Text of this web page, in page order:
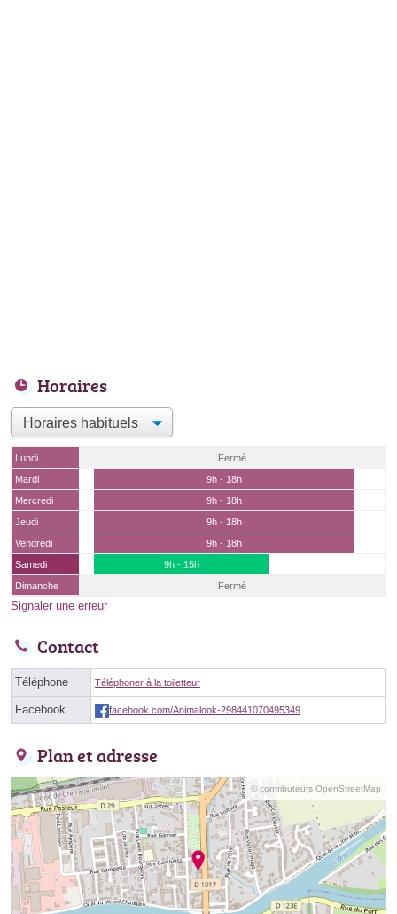
Horaires
Lundi
Fermé
Mardi
9h - 18h
Mercredi
9h - 18h
Jeudi
9h - 18h
Vendredi
9h - 18h
Samedi
9h - 15h
Dimanche
Fermé
Signaler une erreur
Contact
Téléphone Téléphoner à la toiletteur
Facebook facebook.com/Animalook-298441070495349
Plan et adresse
© contributeurs OpenStreetMap